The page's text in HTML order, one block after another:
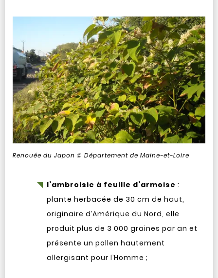
Renouée du Japon © Département de Maine-et-Loire
l’ambroisie à feuille d’armoise :
plante herbacée de 30 cm de haut,
originaire d’Amérique du Nord, elle
produit plus de 3 000 graines par an et
présente un pollen hautement
allergisant pour l’Homme ;